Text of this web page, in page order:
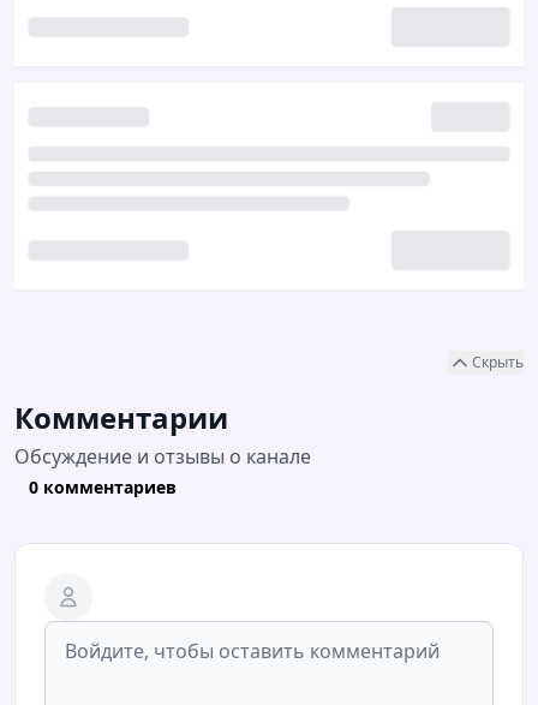
Скрыть
Комментарии
Обсуждение и отзывы о канале
0 комментариев